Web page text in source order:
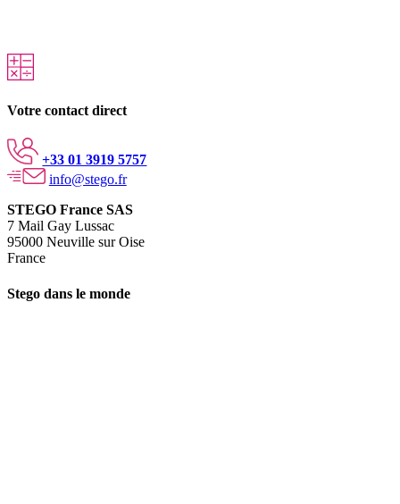
Votre contact direct
+33 01 3919 5757
info@stego.fr
STEGO France SAS
7 Mail Gay Lussac
95000 Neuville sur Oise
France
Stego dans le monde